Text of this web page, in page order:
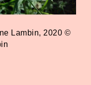
Lambin, 2020 ©